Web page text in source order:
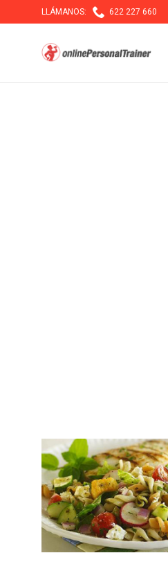
LLÁMANOS:  622 227 660